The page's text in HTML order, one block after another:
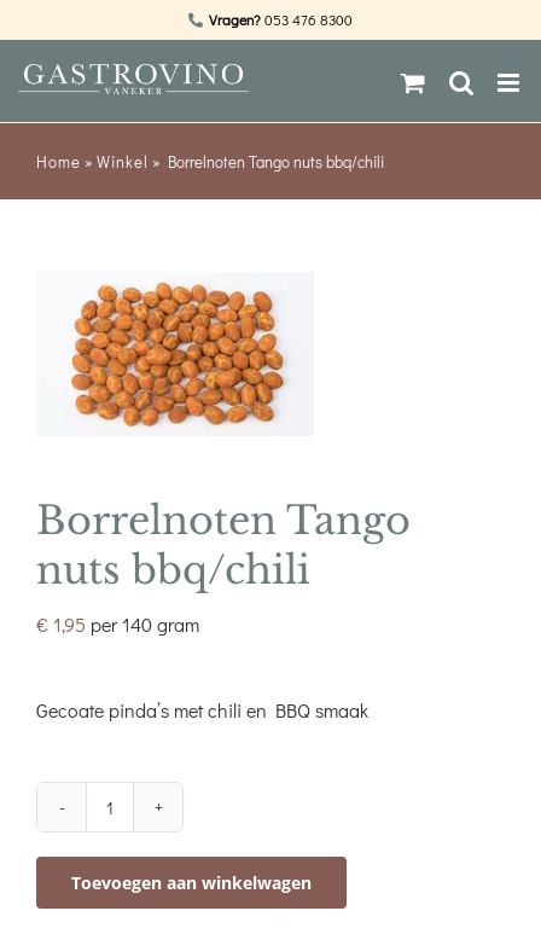
inhoud
Vragen?053 476 8300
Home » Winkel » Borrelnoten Tango nuts bbq/chili
Borrelnoten Tango
nuts bbq/chili
€ 1,95 per 140 gram
Gecoate pinda’s met chili en BBQ smaak
Borrelnoten
Tango
nuts
Toevoegen aan winkelwagen